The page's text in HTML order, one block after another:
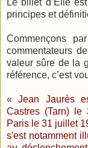
principes et
Commençons
commentateurs
valeur sûre de la
référence, c’est
«Jean Jaurès
Castres (Tarn) le
Paris le 31 juillet
s'est notamment